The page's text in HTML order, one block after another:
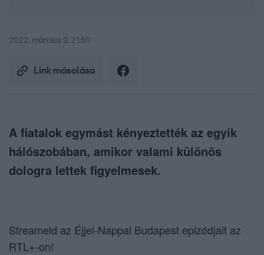
2022. március 9. 21:50
Link másolása
A fiatalok egymást kényeztették az egyik
hálószobában, amikor valami különös
dologra lettek figyelmesek.
Streameld az Éjjel-Nappal Budapest epizódjait az
RTL+-on!